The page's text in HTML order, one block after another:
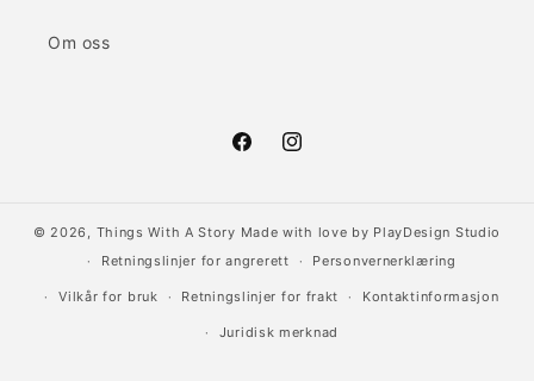
Om oss
FacebookInstagram
© 2026, Things With A Story Made with love by PlayDesign Studio
Retningslinjer for angrerett
Personvernerklæring
Vilkår for bruk Retningslinjer for frakt Kontaktinformasjon
Juridisk merknad